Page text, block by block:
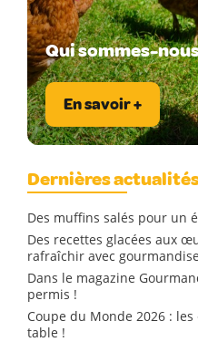
Qui sommes-
En savoir +
Dernières
Des muffins salés pour un
Des recettes glacées aux
rafraîchir avec gourmandise
Dans le magazine
permis !
Coupe du Monde 2026 :
table !